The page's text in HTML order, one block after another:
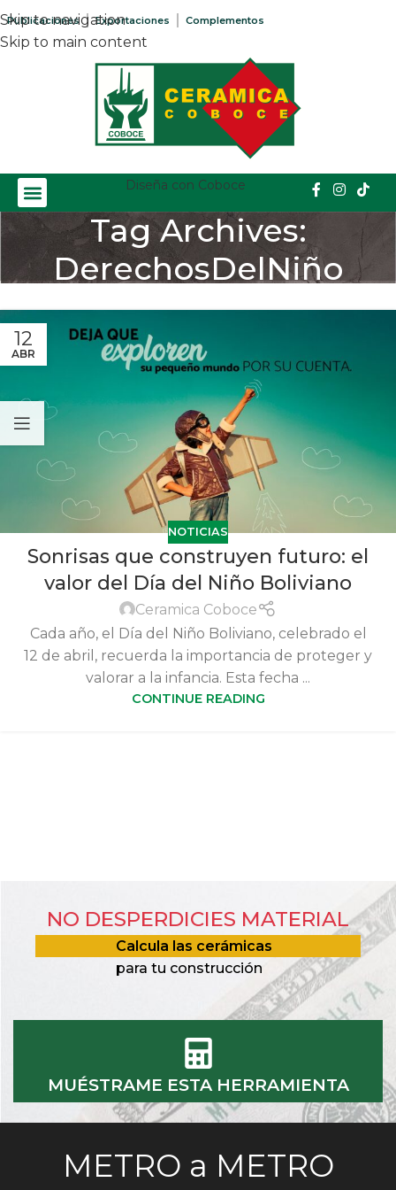
Skip to navigation
Skip to main content
Publicaciones Exportaciones Complementos
Diseña con Coboce
Tag Archives:
DerechosDelNiño
12
ABR
NOTICIAS
Sonrisas que construyen futuro: el
valor del Día del Niño Boliviano
Ceramica Coboce
Cada año, el Día del Niño Boliviano, celebrado el
12 de abril, recuerda la importancia de proteger y
valorar a la infancia. Esta fecha ...
CONTINUE READING
NO DESPERDICIES MATERIAL
Calcula las cerámicas
para tu construcción
MUÉSTRAME ESTA HERRAMIENTA
METRO a METRO